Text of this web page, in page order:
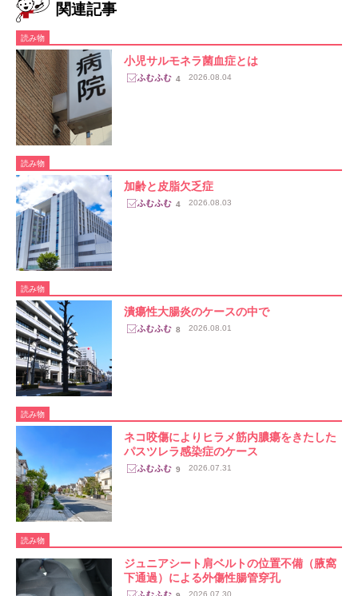
関連記事
読み物
小児サルモネラ菌血症とは
4 2026.08.04
読み物
加齢と皮脂欠乏症
4 2026.08.03
読み物
潰瘍性大腸炎のケースの中で
8 2026.08.01
読み物
ネコ咬傷によりヒラメ筋内膿瘍をきたした
パスツレラ感染症のケース
9 2026.07.31
読み物
ジュニアシート肩ベルトの位置不備（腋窩
下通過）による外傷性腸管穿孔
2026.07.30